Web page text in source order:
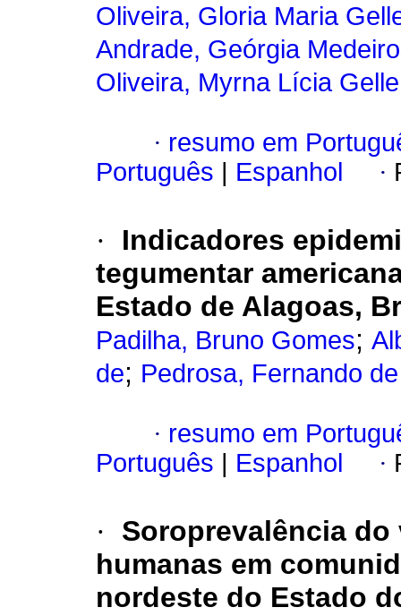
Oliveira, Gloria Maria
Andrade, Geórgia
Oliveira, Myrna Lícia
· resumo em
Português
Espanhol ·
·
Indicadores
tegumentar
Estado de Alagoas,
Padilha, Bruno Gomes;
de; Pedrosa, Fernando
· resumo em
Português
Espanhol ·
·
Soroprevalência
humanas em
nordeste do Estado